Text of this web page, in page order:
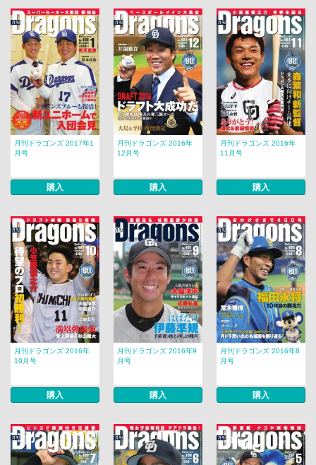
月刊ドラゴンズ 2017年1
月号
購入
月刊ドラゴンズ 2016年
12月号
購入
月刊ドラゴンズ 2016年
11月号
購入
月刊ドラゴンズ 2016年
10月号
購入
月刊ドラゴンズ 2016年9
月号
購入
月刊ドラゴンズ 2016年8
月号
購入